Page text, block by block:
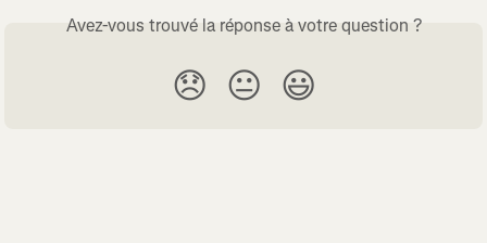
Avez-vous trouvé la réponse à votre question ?
😞 😐 😃